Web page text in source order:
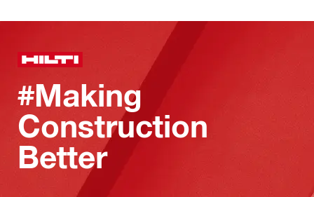
#Making
Construction
Better